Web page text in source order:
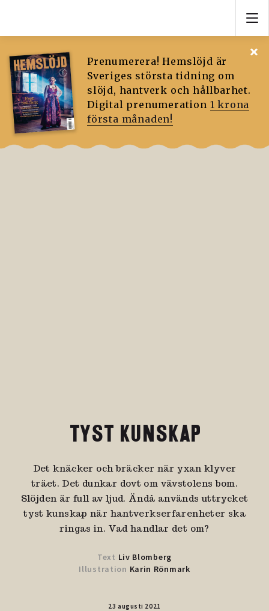
Prenumerera! Hemslöjd är
Sveriges största tidning om
slöjd, hantverk och hållbarhet.
Digital prenumeration 1 krona
första månaden!
TYST KUNSKAP
Det knäcker och bräcker när yxan klyver
träet. Det dunkar dovt om vävstolens bom.
Slöjden är full av ljud. Ändå används uttrycket
tyst kunskap när hantverkserfarenheter ska
ringas in. Vad handlar det om?
Text Liv Blomberg
Illustration Karin Rönmark
23 augusti 2021